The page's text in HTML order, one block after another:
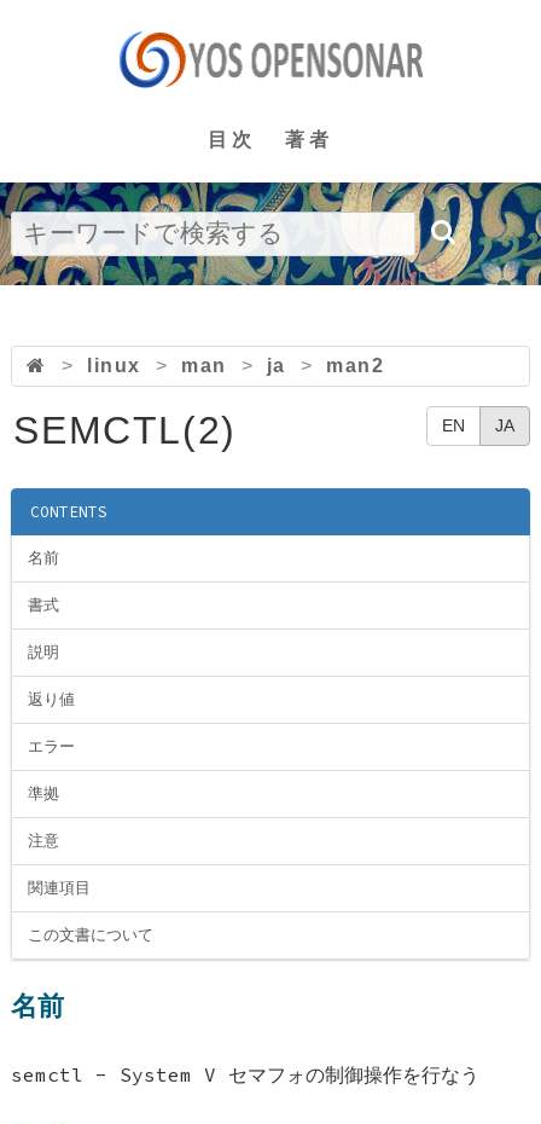
目次 著者
> linux > man > ja > man2
EN JA
SEMCTL(2)
CONTENTS
名前
書式
説明
返り値
エラー
準拠
注意
関連項目
この文書について
名前
semctl - System V セマフォの制御操作を行なう